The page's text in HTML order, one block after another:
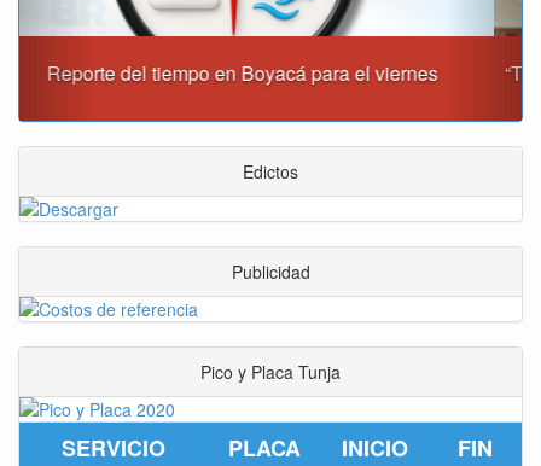
“Tunja nos ha dado demasiado y no podemos fallarle en
Edictos
Publicidad
Pico y Placa Tunja
SERVICIO PLACA INICIO FIN